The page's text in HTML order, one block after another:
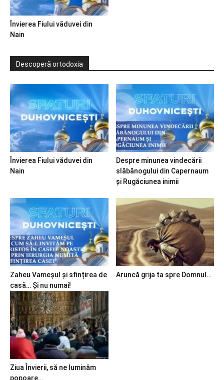
Învierea Fiului văduvei din
Nain
Descoperă ortodoxia
Învierea Fiului văduvei din
Nain
Despre minunea vindecării
slăbănogului din Capernaum
și Rugăciunea inimii
Zaheu Vameșul și sfințirea de
casă… Și nu numai!
Aruncă grija ta spre Domnul…
Ziua Învierii, să ne luminăm
popoare…